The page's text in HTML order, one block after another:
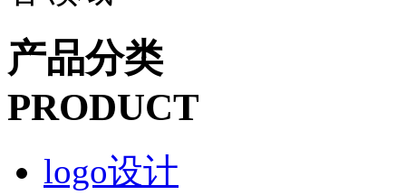
产品分类
PRODUCT
logo设计